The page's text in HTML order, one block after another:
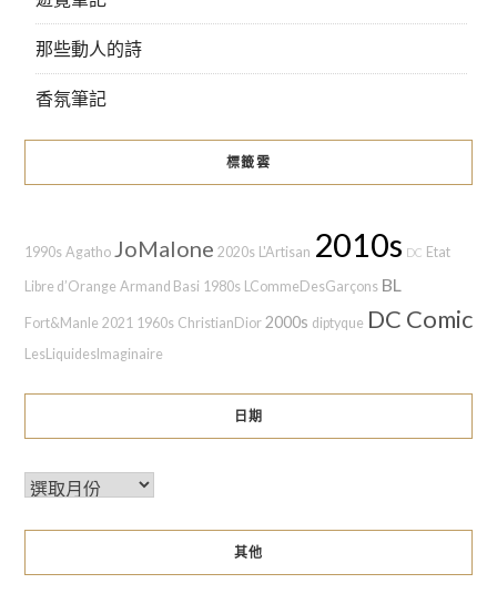
那些動人的詩
香氛筆記
標籤雲
1990s Agatho JoMalone 2020s L'Artisan 2010s DC Etat
Libre d’Orange Armand Basi 1980s LCommeDesGarçons BL
Fort&Manle 2021 1960s ChristianDior 2000s diptyque DC Comic
LesLiquidesImaginaire
日期
其他